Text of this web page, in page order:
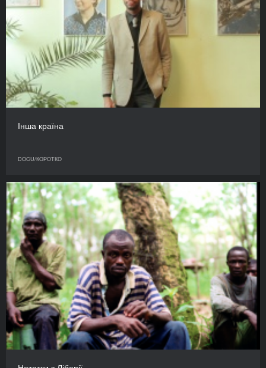
Інша країна
DOCU/КОРОТКО